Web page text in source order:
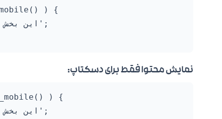
) {
نمایش محتوا فقط برای دسکتاپ:
) {